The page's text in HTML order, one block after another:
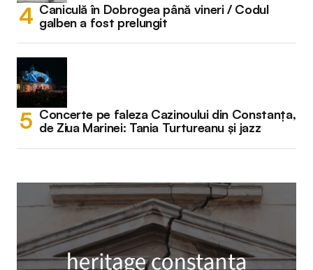
Caniculă în Dobrogea până vineri / Codul
galben a fost prelungit
Concerte pe faleza Cazinoului din Constanța,
de Ziua Marinei: Tania Turtureanu și jazz